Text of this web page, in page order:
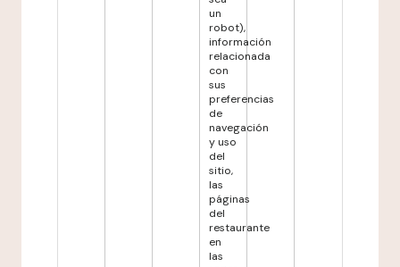
un
robot),
información
relacionada
con
sus
preferencias
de
navegación
y uso
del
sitio,
las
páginas
del
restaurante
en
las